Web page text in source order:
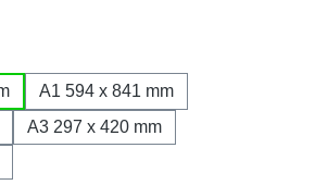
A1 594 x 841 mm
A3 297 x 420 mm